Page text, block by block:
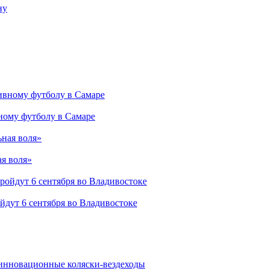
футболу в Самаре
воля»
6 сентября во Владивостоке